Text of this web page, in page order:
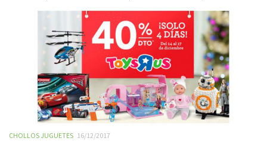
CHOLLOS JUGUETES 16/12/2017